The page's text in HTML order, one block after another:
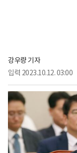
강우량 기자
입력 2023.10.12. 03:00